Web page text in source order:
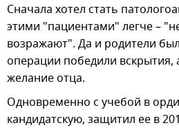
Сначала хотел стать
этими "пациентами" легче –
возражают". Да и родители
операции победили
желание отца.
Одновременно с учебой в
кандидатскую, защитил ее в